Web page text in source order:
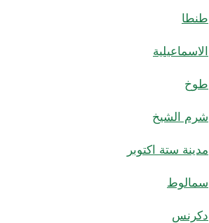
طنطا
الاسماعيلية
طوخ
شرم الشيخ
مدينة ستة اكتوبر
سمالوط
دكرنس